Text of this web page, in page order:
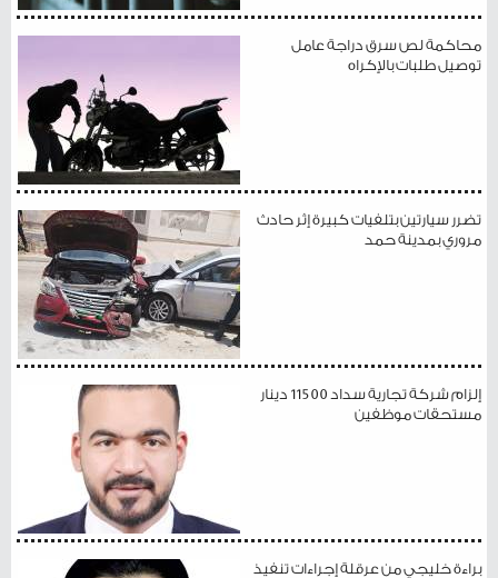
محاكمة لص سرق دراجة عامل
توصيل طلبات بالإكراه
تضرر سيارتين بتلفيات كبيرة إثر حادث
مروري بمدينة حمد
إلزام شركة تجارية سداد 11500 دينار
مستحقات موظفين
براءة خليجي من عرقلة إجراءات تنفيذ